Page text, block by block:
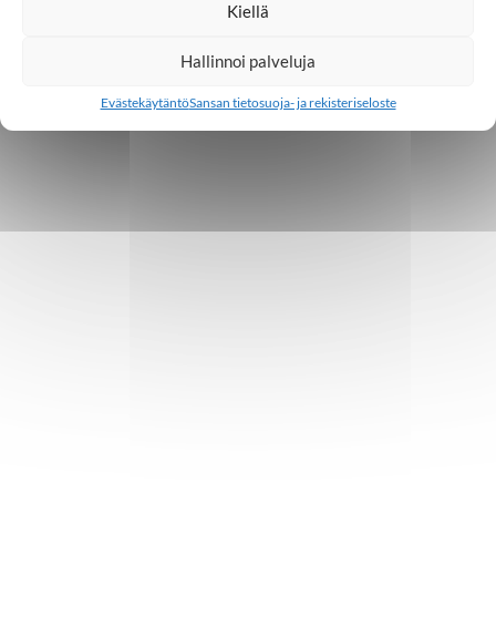
Kiellä
Hallinnoi palveluja
EvästekäytäntöSansan tietosuoja- ja rekisteriseloste